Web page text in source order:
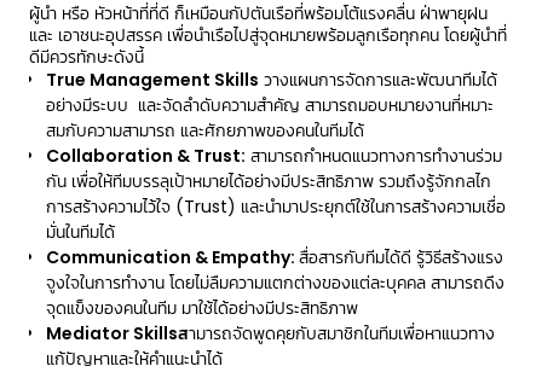
ผู้นำ หรือ หัวหน้าที่ที่ดี ก็เหมือนกัปตันเรือที่พร้อมโต้แรงคลื่น ฝ่าพายุฝน
และ เอาชนะอุปสรรค เพื่อนำเรือไปสู่จุดหมายพร้อมลูกเรือทุกคน โดยผู้นำที่
ดีมีควรทักษะดังนี้
True Management Skills วางแผนการจัดการและพัฒนาทีมได้
อย่างมีระบบ และจัดลำดับความสำคัญ สามารถมอบหมายงานที่หมาะ
สมกับความสามารถ และศักยภาพของคนในทีมได้
Collaboration & Trust: สามารถกำหนดแนวทางการทำงานร่วม
กัน เพื่อให้ทีมบรรลุเป้าหมายได้อย่างมีประสิทธิภาพ รวมถึงรู้จักกลไก
การสร้างความไว้ใจ (Trust) และนำมาประยุกต์ใช้ในการสร้างความเชื่อ
มั่นในทีมได้
Communication & Empathy: สื่อสารกับทีมได้ดี รู้วิธีสร้างแรง
จูงใจในการทำงาน โดยไม่ลืมความแตกต่างของแต่ละบุคคล สามารถดึง
จุดแข็งของคนในทีม มาใช้ได้อย่างมีประสิทธิภาพ
Mediator Skillsสามารถจัดพูดคุยกับสมาชิกในทีมเพื่อหาแนวทาง
แก้ปัญหาและให้คำแนะนำได้